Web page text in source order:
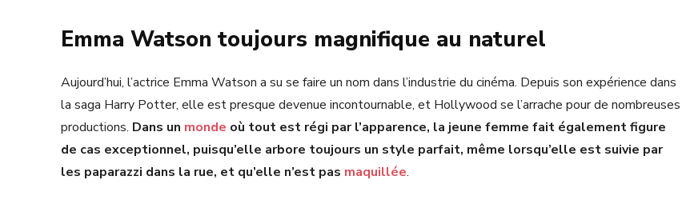
Emma Watson toujours magnifique au naturel
Aujourd’hui, l’actrice Emma Watson a su se faire un nom dans l’industrie du cinéma. Depuis son expérience dans
la saga Harry Potter, elle est presque devenue incontournable, et Hollywood se l’arrache pour de nombreuses
productions. Dans un monde où tout est régi par l’apparence, la jeune femme fait également figure
de cas exceptionnel, puisqu’elle arbore toujours un style parfait, même lorsqu’elle est suivie par
les paparazzi dans la rue, et qu’elle n’est pas maquillée.